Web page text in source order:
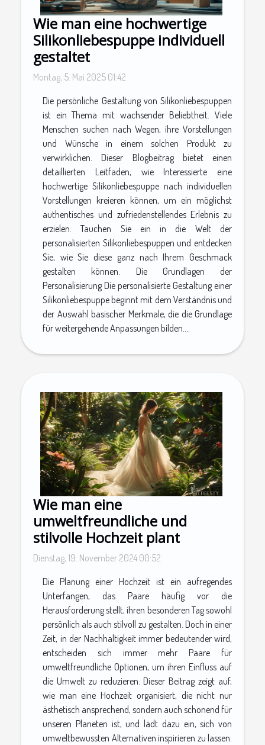
Wie man eine hochwertige
Silikonliebespuppe individuell
gestaltet
Montag, 5. Mai 2025 01:42
Die persönliche Gestaltung von Silikonliebespuppen
ist ein Thema mit wachsender Beliebtheit. Viele
Menschen suchen nach Wegen, ihre Vorstellungen
und Wünsche in einem solchen Produkt zu
verwirklichen. Dieser Blogbeitrag bietet einen
detaillierten Leitfaden, wie Interessierte eine
hochwertige Silikonliebespuppe nach individuellen
Vorstellungen kreieren können, um ein möglichst
authentisches und zufriedenstellendes Erlebnis zu
erzielen. Tauchen Sie ein in die Welt der
personalisierten Silikonliebespuppen und entdecken
Sie, wie Sie diese ganz nach Ihrem Geschmack
gestalten können. Die Grundlagen der
Personalisierung Die personalisierte Gestaltung einer
Silikonliebespuppe beginnt mit dem Verständnis und
der Auswahl basischer Merkmale, die die Grundlage
für weitergehende Anpassungen bilden....
Wie man eine
umweltfreundliche und
stilvolle Hochzeit plant
Dienstag, 19. November 2024 00:52
Die Planung einer Hochzeit ist ein aufregendes
Unterfangen, das Paare häufig vor die
Herausforderung stellt, ihren besonderen Tag sowohl
persönlich als auch stilvoll zu gestalten. Doch in einer
Zeit, in der Nachhaltigkeit immer bedeutender wird,
entscheiden sich immer mehr Paare für
umweltfreundliche Optionen, um ihren Einfluss auf
die Umwelt zu reduzieren. Dieser Beitrag zeigt auf,
wie man eine Hochzeit organisiert, die nicht nur
ästhetisch ansprechend, sondern auch schonend für
unseren Planeten ist, und lädt dazu ein, sich von
umweltbewussten Alternativen inspirieren zu lassen.